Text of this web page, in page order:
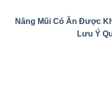
Nâng Mũi Có Ăn Được
Lưu Ý